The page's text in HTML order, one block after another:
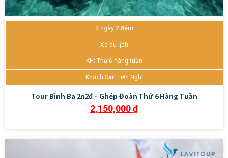
2 ngày 2 đêm
Xe du lịch
KH: Thứ 6 hàng tuần
Khách Sạn Tiện Nghi
Tour Bình Ba 2n2đ – Ghép Đoàn Thứ 6 Hàng Tuần
2,150,000₫